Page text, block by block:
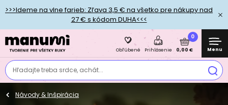
>>>Ideme na vlne farieb: Zľava 3,5 € na všetko pre nákupy nad
27 € s kódom DUHA<<<
Hľadajte treba srdce, achát...
Obľúbené Prihlásenie
0
0,00 € Menu
Návody & Inšpirácia